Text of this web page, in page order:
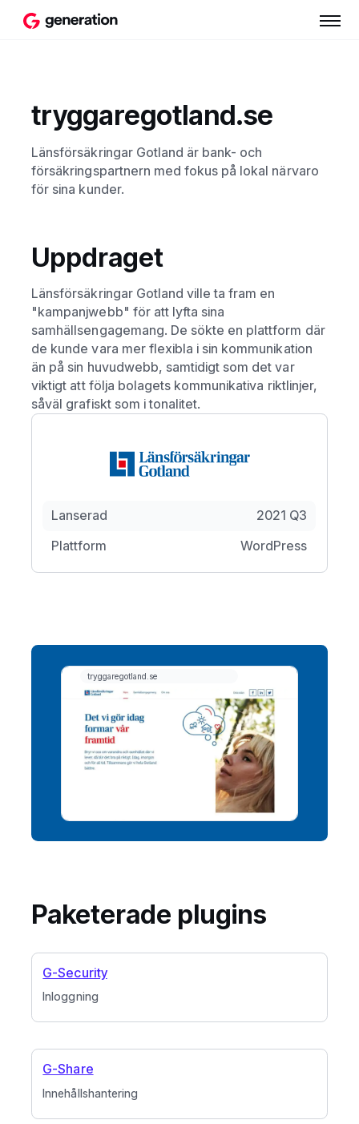
tryggaregotland.se
Länsförsäkringar Gotland är bank- och
försäkringspartnern med fokus på lokal närvaro
för sina kunder.
Uppdraget
Länsförsäkringar Gotland ville ta fram en
"kampanjwebb" för att lyfta sina
samhällsengagemang. De sökte en plattform där
de kunde vara mer flexibla i sin kommunikation
än på sin huvudwebb, samtidigt som det var
viktigt att följa bolagets kommunikativa riktlinjer,
såväl grafiskt som i tonalitet.
Lanserad
2021 Q3
Plattform
WordPress
Paketerade plugins
Inloggning
G-Security
Innehållshantering
G-Share